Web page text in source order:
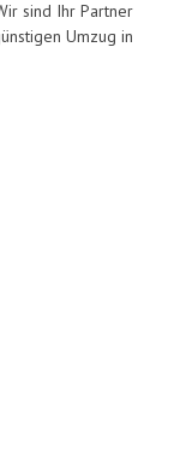
sind Ihr Partner
Umzug in